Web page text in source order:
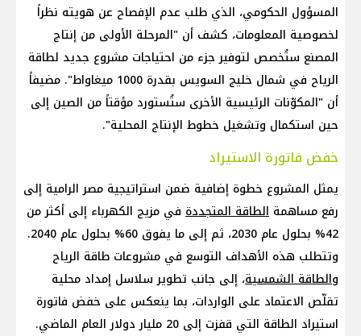
المسؤول الحكومي، الذي طلب عدم الإفصاح عن هويته نظراً
لخصوصية المعلومات، كشف أن "المرحلة الأولى من إنتاج
المصنع ستُخصص لتوفير جزء من احتياجات مشروع جديد لطاقة
الرياح في شمال خليج السويس بقدرة 1000 ميغاواط". مضيفاً
أن "المكوّنات الرئيسية الأخرى ستُستورد مؤقتاً من الصين إلى
حين استكمال وتشغيل خطوط الإنتاج المحلية".
خفض فاتورة الاستيراد
يمثل المشروع خطوة إضافية ضمن استراتيجية مصر الرامية إلى
رفع مساهمة الطاقة المتجددة في مزيج الكهرباء إلى أكثر من
42% بحلول عام 2030، ثم إلى ما يفوق 60% بحلول عام 2040.
وتتطلب هذه الأهداف التوسع في مشروعات طاقة الرياح
والطاقة الشمسية، إلى جانب تطوير سلاسل إمداد محلية
تقلّص الاعتماد على الواردات، بما ينعكس على خفض فاتورة
استيراد الطاقة التي قفزت إلى 20 مليار دولار العام الماضي.